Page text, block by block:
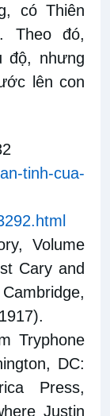
có Thiên
Theo đó,
độ, nhưng
lên con
tinh-cua-
Volume
Cary and
Tryphone
DC:
Press,
Justin